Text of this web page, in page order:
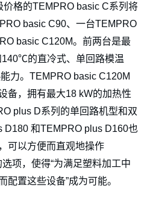
格的TEMPRO basic C系列将
basic C90、一台TEMPRO
basic C120M。前两台是最
的直冷式、单回路模温
力。TEMPRO basic C120M
备，拥有最大18 kW的加热性
plus D系列的单回路机型和双
D180 和TEMPRO plus D160也
可以方便而直观地操作
项，使得“为满足塑料加工中
配置这些设备”成为可能。